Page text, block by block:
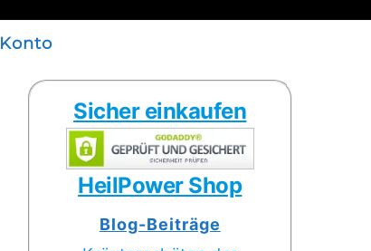
Konto
Sicher einkaufen
HeilPower Shop
Blog-Beiträge